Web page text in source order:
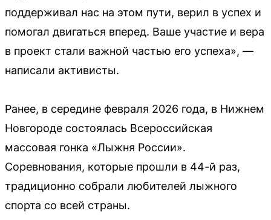
поддерживал нас на этом пути, верил в успех и
помогал двигаться вперед. Ваше участие и вера
в проект стали важной частью его успеха», —
написали активисты.
Ранее, в середине февраля 2026 года, в Нижнем
Новгороде состоялась Всероссийская
массовая гонка «Лыжня России».
Соревнования, которые прошли в 44-й раз,
традиционно собрали любителей лыжного
спорта со всей страны.